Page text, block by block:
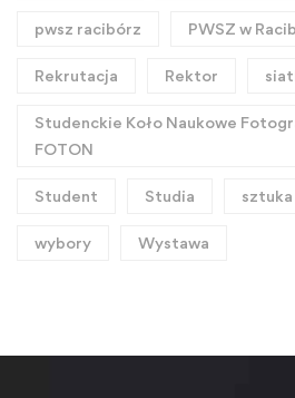
pwsz racibórz PWSZ w
Rekrutacja Rektor
Studenckie Koło Naukowe
FOTON
Student Studia sztuka
wybory Wystawa